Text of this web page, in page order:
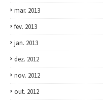
mar. 2013
fev. 2013
jan. 2013
dez. 2012
nov. 2012
out. 2012